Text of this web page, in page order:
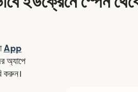
খুলবে)
App
খুলবে)
অ্যাপে
করুন।